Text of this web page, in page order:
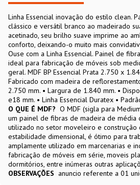
Linha Essencial inovação do estilo clean.
clássico e versátil branco ao madeirado
acetinado, seu brilho suave imprime ao
conforto, deixando-o muito mais
Ouse com a Linha Essencial. Painel de
ideal para fabricação de móveis sob
geral. MDF BP Essencial Prata 2.750 x
Fabricado com madeira de
2.750 mm. • Largura de 1.840 mm. •
e18 mm. • Linha Essencial Duratex •
O QUE É MDF? O MDF (sigla para
um painel de fibras de madeira de média
utilizado no setor moveleiro e construção
estabilidade dimensional, é ótimo para
amplamente utilizado em marcenarias e
fabricação de móveis em série, moveis
dormitórios, entre inúmeras outras
OBSERVAÇÕES anuncio referente a 01